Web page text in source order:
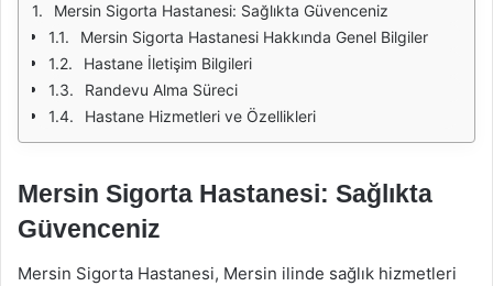
Mersin Sigorta Hastanesi: Sağlıkta Güvenceniz
Mersin Sigorta Hastanesi Hakkında Genel Bilgiler
Hastane İletişim Bilgileri
Randevu Alma Süreci
Hastane Hizmetleri ve Özellikleri
Mersin Sigorta Hastanesi: Sağlıkta
Güvenceniz
Mersin Sigorta Hastanesi, Mersin ilinde sağlık hizmetleri